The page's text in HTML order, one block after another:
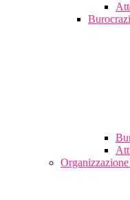
Organizzazione